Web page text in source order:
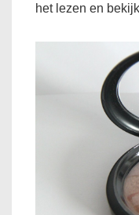
het lezen en